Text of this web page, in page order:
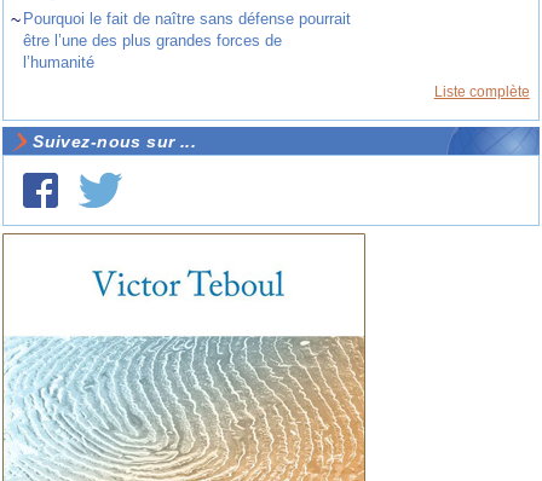
~ Pourquoi le fait de naître sans défense pourrait
être l’une des plus grandes forces de
l’humanité
Liste complète
Suivez-nous sur ...